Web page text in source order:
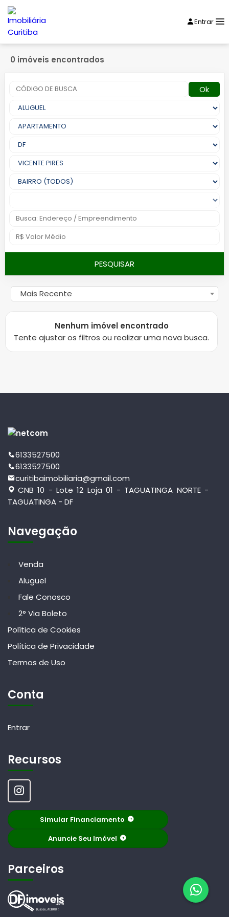
Entrar
0 imóveis encontrados
Ok
PESQUISAR
Mais Recente
Nenhum imóvel encontrado
Tente ajustar os filtros ou realizar uma nova busca.
6133527500
6133527500
curitibaimobiliaria@gmail.com
CNB 10 - Lote 12 Loja 01 - TAGUATINGA NORTE -
TAGUATINGA - DF
Navegação
Venda
Aluguel
Fale Conosco
2° Via Boleto
Política de Cookies
Política de Privacidade
Termos de Uso
Conta
Entrar
Recursos
Simular Financiamento
Anuncie Seu Imóvel
Parceiros